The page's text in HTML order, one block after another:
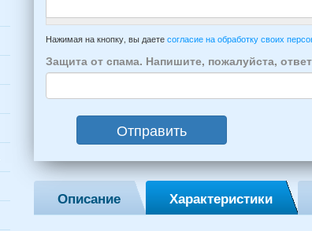
отъезда
из
*
-
например:
6
человек:
взрослых
женщины)
и
детей
Примечание
Нажимая на кнопку, вы даете согласие на обработку своих
Защита от спама. Напишите, пожалуйста,
Отправить
Описание Характеристики